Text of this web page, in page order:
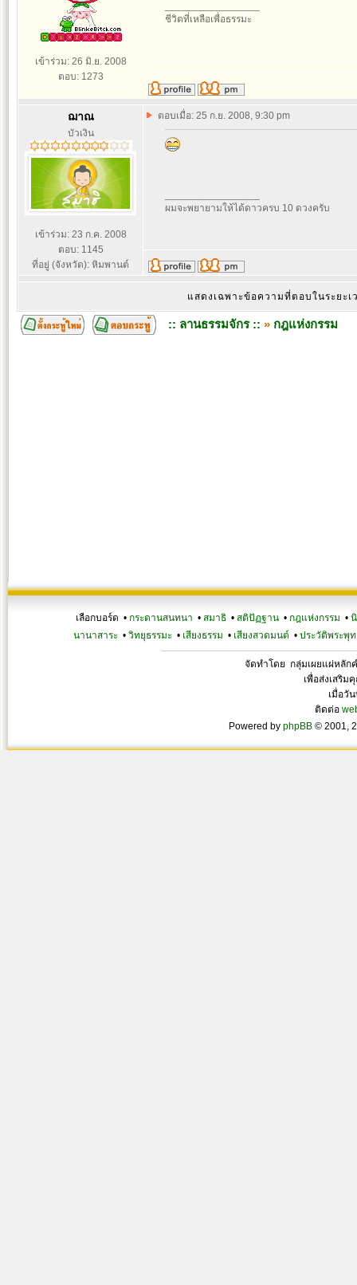
เข้าร่วม: 26 มิ.ย. 2008
ตอบ: 1273
ชีวิตที่เหลือเพื่อธรรมะ
ฌาณ
บัวเงิน
เข้าร่วม: 23 ก.ค. 2008
ตอบ: 1145
ที่อยู่ (จังหวัด): หิมพานต์
ตอบเมื่อ: 25 ก.ย. 2008, 9:30 pm
ผมจะพยายามให้ได้ดาวครบ 10 ดวงครับ
แสดงเฉพาะข้อความที่ตอบในระยะ
:: ลานธรรมจักร :: » กฎแห่งกรรม
เลือกบอร์ด • กระดานสนทนา • สมาธิ • สติปัฏฐาน • กฎแห่งกรรม •
นานาสาระ• วิทยุธรรมะ• เสียงธรรม • เสียงสวดมนต์ • ประวัติพระพุท
จัดทำโดย กลุ่มเผยแผ่หลัก
เพื่อส่งเสริม
เมื่อวั
ติดต่อ
Powered by phpBB © 2001,